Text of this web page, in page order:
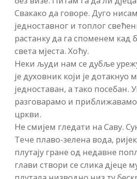
Свакако да говоре. Дуго
једноставног и топлог
растанку да га споменем кад
света мјеста. Хоћу.
Неки људи нам се дубље
је духовник који је дотакнуо
једноставан, а тако посебан.
разговарамо и
цркви.
Не смијем гледати на Саву.
Тече плаво-зелена вода,
плутају гране од недавне
глави створи се слика дјеце